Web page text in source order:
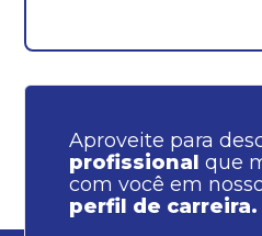
Aproveite para
profissional que
com você em
perfil de carreira.